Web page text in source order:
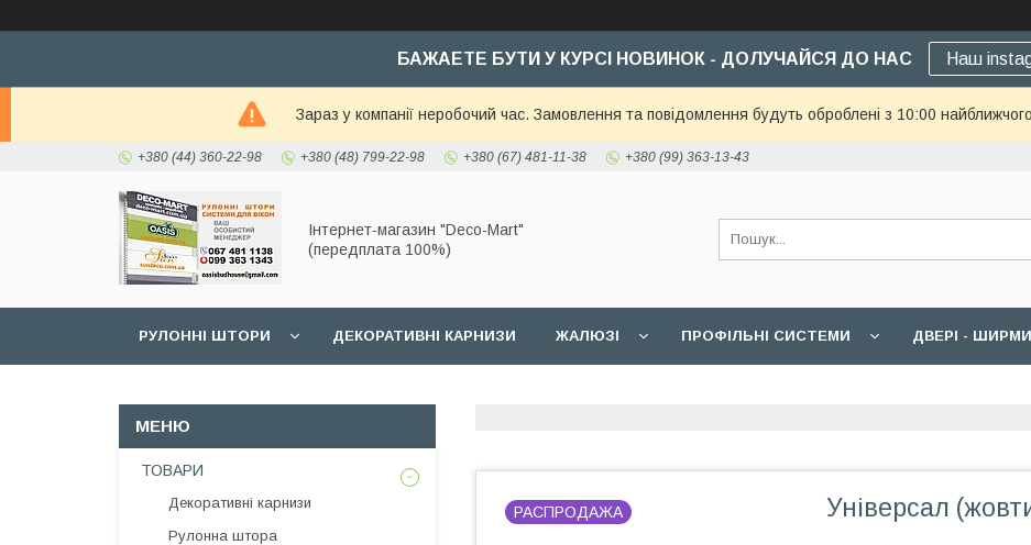
БАЖАЕТЕ БУТИ У КУРСІ НОВИНОК - ДОЛУЧАЙСЯ ДО НАС Наш
Зараз у компанії неробочий час. Замовлення та повідомлення будуть оброблені з 10:00
+380 (44) 360-22-98 +380 (48) 799-22-98 +380 (67) 481-11-38 +380 (99) 363-13-43
Інтернет-магазин "Deco-Mart"
(передплата 100%)
РУЛОННІ ШТОРИ ДЕКОРАТИВНІ КАРНИЗИ ЖАЛЮЗІ ПРОФІЛЬНІ СИСТЕМИ ДВЕРІ - ШИРМИ
РАСПРОДАЖА Універсал
ТОВАРИ
Декоративні карнизи
Рулонна штора